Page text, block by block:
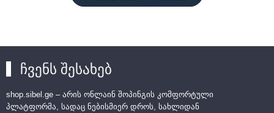
ჩვენს შესახებ
shop.sibel.ge – არის ონლაინ შოპინგის კომფორტული
პლატფორმა, სადაც ნებისმიერ დროს, სახლიდან